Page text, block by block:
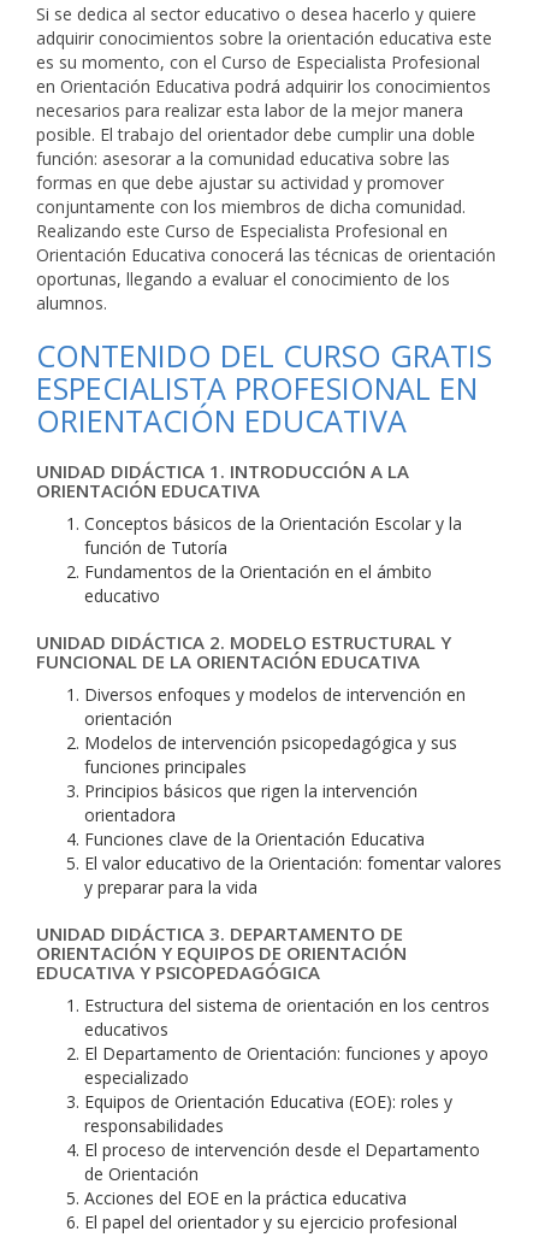
Si se dedica al sector educativo o desea hacerlo y quiere
adquirir conocimientos sobre la orientación educativa este
es su momento, con el Curso de Especialista Profesional
en Orientación Educativa podrá adquirir los conocimientos
necesarios para realizar esta labor de la mejor manera
posible. El trabajo del orientador debe cumplir una doble
función: asesorar a la comunidad educativa sobre las
formas en que debe ajustar su actividad y promover
conjuntamente con los miembros de dicha comunidad.
Realizando este Curso de Especialista Profesional en
Orientación Educativa conocerá las técnicas de orientación
oportunas, llegando a evaluar el conocimiento de los
alumnos.
CONTENIDO DEL CURSO GRATIS
ESPECIALISTA PROFESIONAL EN
ORIENTACIÓN EDUCATIVA
UNIDAD DIDÁCTICA 1. INTRODUCCIÓN A LA
ORIENTACIÓN EDUCATIVA
Conceptos básicos de la Orientación Escolar y la
función de Tutoría
Fundamentos de la Orientación en el ámbito
educativo
UNIDAD DIDÁCTICA 2. MODELO ESTRUCTURAL Y
FUNCIONAL DE LA ORIENTACIÓN EDUCATIVA
Diversos enfoques y modelos de intervención en
orientación
Modelos de intervención psicopedagógica y sus
funciones principales
Principios básicos que rigen la intervención
orientadora
Funciones clave de la Orientación Educativa
El valor educativo de la Orientación: fomentar valores
y preparar para la vida
UNIDAD DIDÁCTICA 3. DEPARTAMENTO DE
ORIENTACIÓN Y EQUIPOS DE ORIENTACIÓN
EDUCATIVA Y PSICOPEDAGÓGICA
Estructura del sistema de orientación en los centros
educativos
El Departamento de Orientación: funciones y apoyo
especializado
Equipos de Orientación Educativa (EOE): roles y
responsabilidades
El proceso de intervención desde el Departamento
de Orientación
Acciones del EOE en la práctica educativa
El papel del orientador y su ejercicio profesional